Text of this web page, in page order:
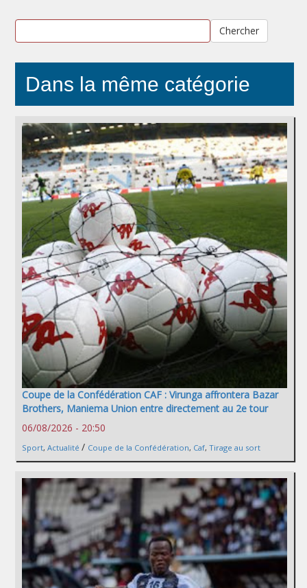
Chercher
Dans la même catégorie
Coupe de la Confédération CAF : Virunga affrontera Bazar
Brothers, Maniema Union entre directement au 2e tour
06/08/2026 - 20:50
Sport, Actualité / Coupe de la Confédération, Caf, Tirage au sort